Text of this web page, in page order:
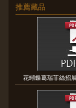
推薦藏品
花蝴蝶葛瑞菲絲招